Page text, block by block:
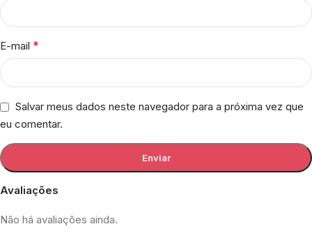
Avaliações
Não há avaliações ainda.
E-mail *
Salvar meus dados neste navegador para a próxima vez que
eu comentar.